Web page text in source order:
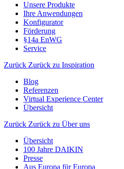
Unsere Produkte
Ihre Anwendungen
Konfigurator
Förderung
§14a EnWG
Service
Zurück Zurück zu Inspiration
Blog
Referenzen
Virtual Experience Center
Übersicht
Zurück Zurück zu Über uns
Übersicht
100 Jahre DAIKIN
Presse
Aus Europa für Europa